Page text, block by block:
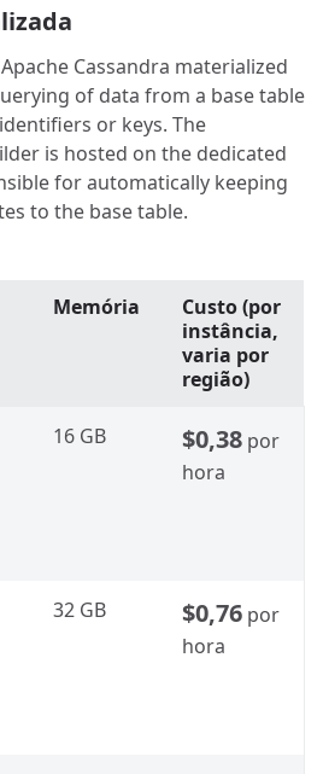
Cassandra materialized
of data from a base table
or keys. The
is hosted on the dedicated
for automatically keeping
to the base table.
Memória
Custo (por
instância,
varia por
região)
16 GB $0,38 por
hora
32 GB $0,76 por
hora